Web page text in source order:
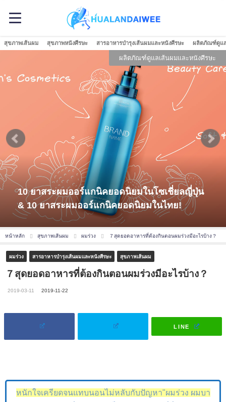
สุขภาพเส้นผม สุขภาพหนังศีรษะ สารอาหารบำรุงเส้นผมและหนังศีรษะ ผลิตภัณฑ์ดูแล
ผลิตภัณฑ์ดูแลเส้นผมและหนังศีรษะ
10 ยาสระผมออร์แกนิคยอดนิยมในโซเชี่ยลญี่ปุ่น
& 10 ยาสระผมออร์แกนิคยอดนิยมในไทย!
หน้าหลัก สุขภาพเส้นผม ผมร่วง ７สุดยอดอาหารที่ต้องกินตอนผมร่วงมีอะไรบ้าง？
ผมร่วง สารอาหารบำรุงเส้นผมและหนังศีรษะ สุขภาพเส้นผม
７สุดยอดอาหารที่ต้องกินตอนผมร่วงมีอะไรบ้าง？
2019-03-11 2019-11-22
LINE
หนักใจเครียดจนแทบนอนไม่หลับกับปัญหา"ผมร่วง ผมบา